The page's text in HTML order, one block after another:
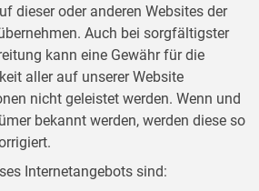
dieser oder anderen Websites der
Auch bei sorgfältigster
kann eine Gewähr für die
aller auf unserer Website
nicht geleistet werden. Wenn und
bekannt werden, werden diese so
Internetangebots sind: